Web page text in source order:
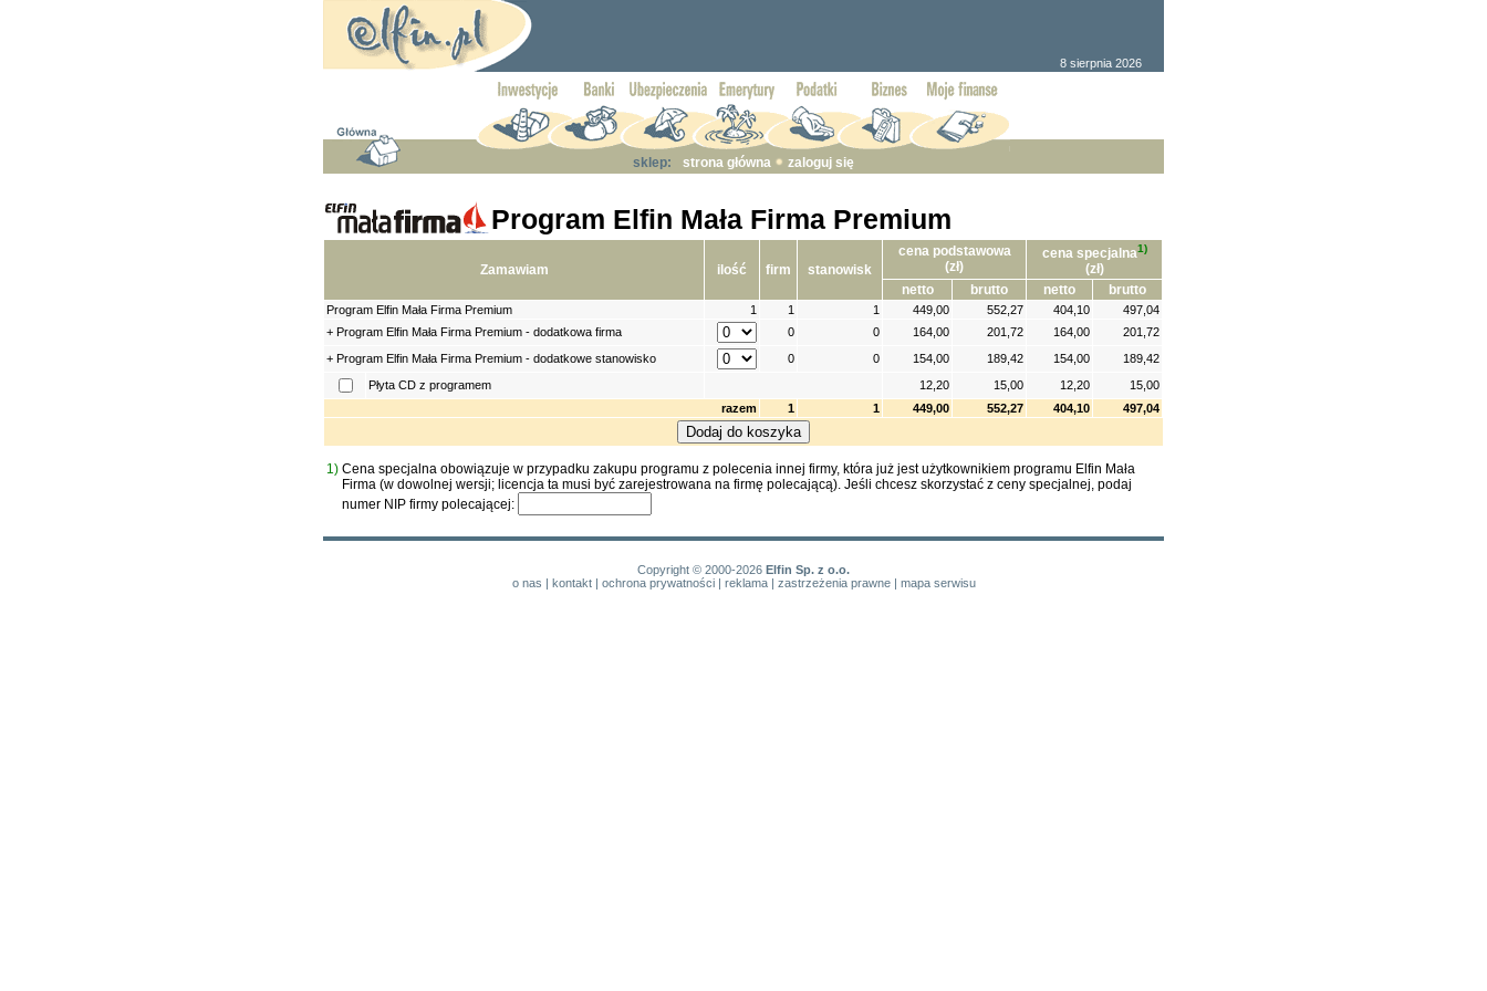
8 sierpnia 2026
sklep: strona główna zaloguj się
Program Elfin Mała Firma Premium
Zamawiam ilość firm stanowisk
cena podstawowa
(zł)
cena specjalna1)
(zł)
netto
brutto netto brutto
Program Elfin Mała Firma Premium 1 1 1 449,00 552,27 404,10
497,04
+ Program Elfin Mała Firma Premium - dodatkowa firma
0 0 164,00 201,72 164,00
201,72
+ Program Elfin Mała Firma Premium - dodatkowe stanowisko
0 0 154,00 189,42 154,00
189,42
Płyta CD z programem
12,20 15,00 12,20
15,00
razem
1 1 449,00 552,27 404,10 497,04
1) Cena specjalna obowiązuje w przypadku zakupu programu z polecenia innej firmy, która już jest użytkownikiem programu Elfin Mała
Firma (w dowolnej wersji; licencja ta musi być zarejestrowana na firmę polecającą). Jeśli chcesz skorzystać z ceny specjalnej, podaj
numer NIP firmy polecającej:
Copyright © 2000-2026 Elfin Sp. z o.o.
o nas | kontakt| ochrona prywatności| reklama| zastrzeżenia prawne| mapa serwisu